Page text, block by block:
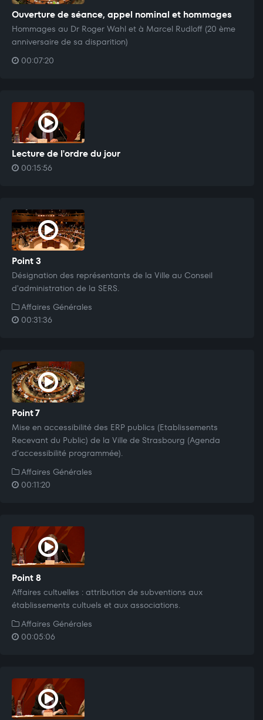
Ouverture de séance, appel nominal et hommages
Hommages au Dr Roger Wahl et à Marcel Rudloff (20 ème
anniversaire de sa disparition)
00:07:20
Lecture de l'ordre du jour
00:15:56
Point 3
Désignation des représentants de la Ville au Conseil
d'administration de la SERS.
Affaires Générales
00:31:36
Point 7
Mise en accessibilité des ERP publics (Etablissements
Recevant du Public) de la Ville de Strasbourg (Agenda
d’accessibilité programmée).
Affaires Générales
00:11:20
Point 8
Affaires cultuelles : attribution de subventions aux
établissements cultuels et aux associations.
Affaires Générales
00:05:06